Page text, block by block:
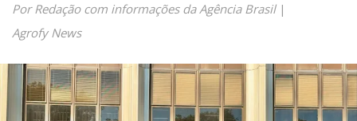
Por Redação com informações da Agência Brasil|
Agrofy News